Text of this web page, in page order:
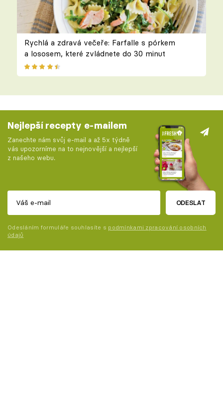
Rychlá a zdravá večeře: Farfalle s pórkem
a lososem, které zvládnete do 30 minut
Nejlepší recepty e-mailem
Zanechte nám svůj e-mail a až 5x týdně
vás upozorníme na to nejnovější a nejlepší
z našeho webu.
ODESLAT
Odesláním formuláře souhlasíte s podmínkami zpracování osobních
údajů